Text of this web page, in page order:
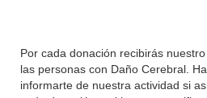
Por cada donación recibirás
las personas con Daño Cerebral.
informarte de nuestra actividad si